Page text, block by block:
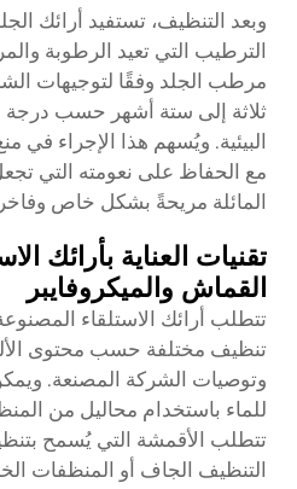
وبعد التنظيف، تستفيد أرائك
الترطيب التي تعيد الرطوبة
مرطب الجلد وفقًا لتوجيهات
ثلاثة إلى ستة أشهر حسب درجة
البيئية. ويُسهم هذا الإجراء في
مع الحفاظ على نعومته التي
المائلة مريحةً بشكل خاص
تقنيات العناية بأرائك
القماش والميكروفايبر
تتطلب أرائك الاستلقاء
تنظيف مختلفة حسب محتوى
وتوصيات الشركة المصنعة.
للماء باستخدام محاليل من
تتطلب الأقمشة التي يُسمح
التنظيف الجاف أو المنظفات